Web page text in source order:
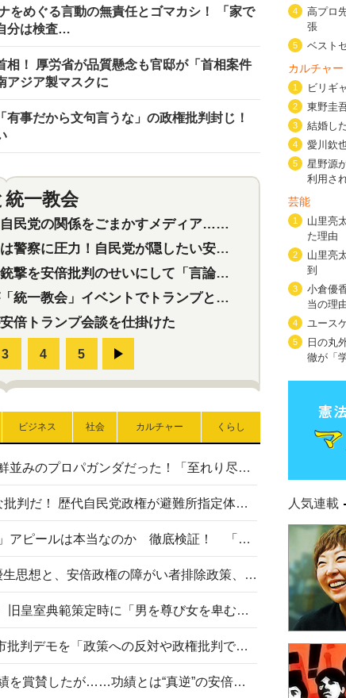
をめぐる言動の無責任とゴマカシ！ 「家で
分は検査…
！ 厚労省が品質懸念も官邸が「首相案件
アジア製マスクに
事だから文句言うな」の政権批判封じ！
統一教会
係をごまかすメディア…民放は有田芳生に発言自粛を要求
圧力！自民党が隠したい安倍元首相と統一教会の深い関係
倍批判のせいにして「言論封殺」に利用する自民党応援団
会」イベントでトランプと演説！同性婚や夫婦別姓を攻撃
倍トランプ会談を仕掛けた
特集2
ビジネス 社会 カルチャー くらし
高市首相の熊本地震避難所視察は北朝鮮並みのプロパガンダだった！「至れり尽くせり」の選ばれた避難所の一方で実態は…
〈#ミサイルよりクーラーを〉は正当な批判だ！ 歴代自民党政権が避難所指定体育館へのエアコン設置を遅らせてきた客観的事実
高市首相の「休んでない」「寝てない」アピールは本当なのか 徹底検証！ 「資料読み込み」「アイロンがけ」も矛盾だらけ…
相模原事件から10年──植松死刑囚の優生思想と、安倍政権の障がい者排除政策、右派勢力の差別主義との関係を改めて問う
“男系男子の皇位継承”は明治期の創作！ 旧皇室典範策定時に「男を尊び女を卑むの慣習、人民の脳髄」とトンデモ論で女性天皇を否定
山里亮太が『DayDay.』で国会前の高市批判デモを「政策への反対や政権批判でない」と捻じ曲げ解説 デモ参加者から批判殺到
安倍晋三元首相の命日で高市首相は功績を賞賛したが……功績とは“真逆”の安倍元首相のトンデモ発言を振り返る
4
高プロ
張
5 ベスト
カルチャー
1 ビリギ
2 東野圭
3 結婚し
4 愛川欽
5
星野源
利用さ
芸能
1
山里亮
た理由
2
山里亮
到
3
小倉優
当の理
4 ユース
5
日の丸
徹が「
人気連載